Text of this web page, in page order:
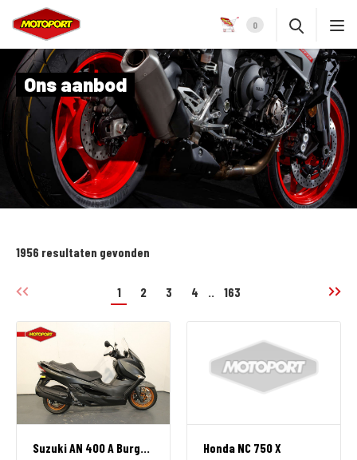
0
Ons aanbod
1956 resultaten gevonden
1 2 3 4 .. 163
SuzukiAN 400 A Burgman
Honda NC 750 X